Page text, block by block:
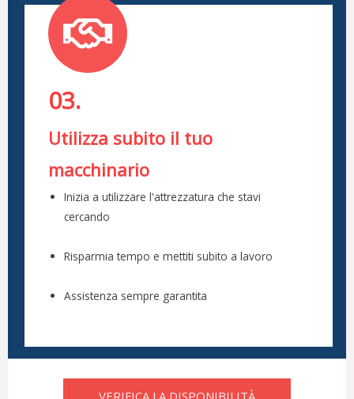
03.
Utilizza subito il tuo
macchinario
Inizia a utilizzare l'attrezzatura che stavi
cercando
Risparmia tempo e mettiti subito a lavoro
Assistenza sempre garantita
VERIFICA LA DISPONIBILITÀ